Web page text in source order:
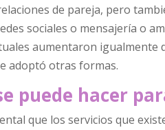
de pareja, pero
sociales o mensajería o
aumentaron igualmente
adoptó otras formas.
puede hacer
que los servicios que